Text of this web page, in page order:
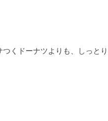
つくドーナツよりも、しっと